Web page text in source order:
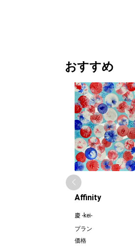
おすすめ
Affinity
慶 -kei-
プラン
価格